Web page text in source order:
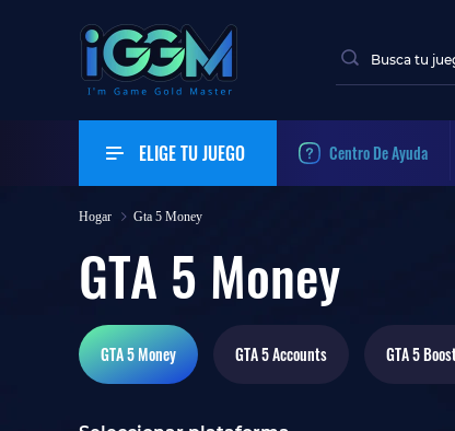
ELIGE TU JUEGO Centro De Ayuda
Hogar Gta 5 Money
GTA 5 Money
GTA 5Money GTA 5Accounts GTA 5